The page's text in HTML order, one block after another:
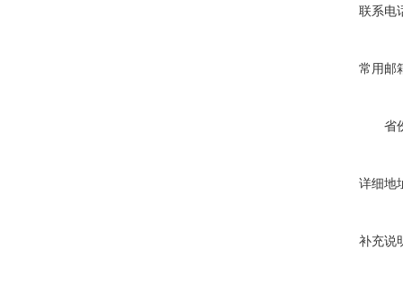
联系电
常用邮
省
详细地
补充说